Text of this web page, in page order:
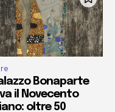
Bonaparte
il Novecento
oltre 50